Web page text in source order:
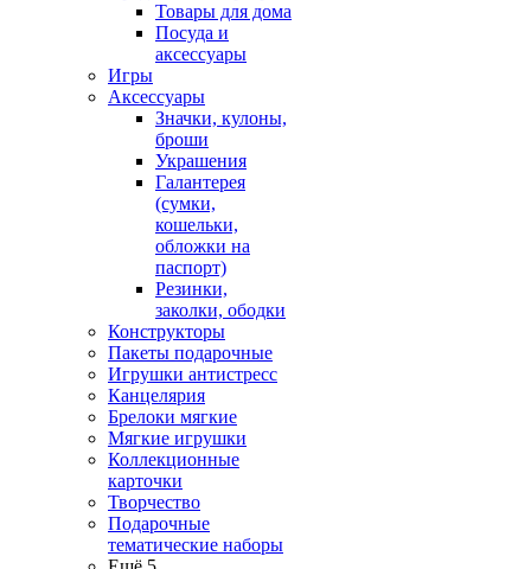
Товары для дома
Посуда и
аксессуары
Игры
Аксессуары
Значки, кулоны,
броши
Украшения
Галантерея
(сумки,
кошельки,
обложки на
паспорт)
Резинки,
заколки, ободки
Конструкторы
Пакеты подарочные
Игрушки антистресс
Канцелярия
Брелоки мягкие
Мягкие игрушки
Коллекционные
карточки
Творчество
Подарочные
тематические наборы